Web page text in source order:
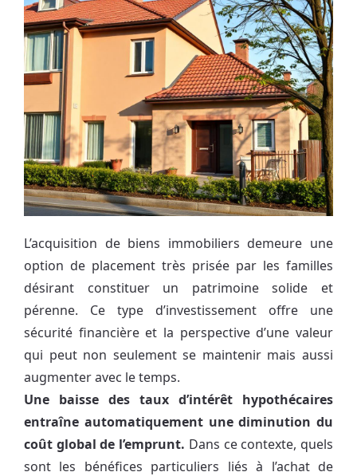
L’acquisition de biens immobiliers demeure une
option de placement très prisée par les familles
désirant constituer un patrimoine solide et
pérenne. Ce type d’investissement offre une
sécurité financière et la perspective d’une valeur
qui peut non seulement se maintenir mais aussi
augmenter avec le temps.
Une baisse des taux d’intérêt hypothécaires
entraîne automatiquement une diminution du
coût global de l’emprunt. Dans ce contexte, quels
sont les bénéfices particuliers liés à l’achat de